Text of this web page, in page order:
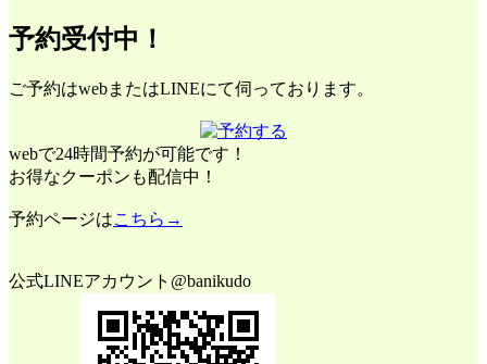
予約受付中！
ご予約はwebまたはLINEにて伺っております。
webで24時間予約が可能です！
お得なクーポンも配信中！
予約ページはこちら→
公式LINEアカウント@banikudo